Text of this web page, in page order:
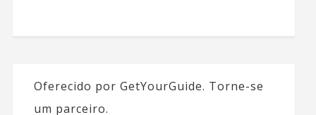
Oferecido por GetYourGuide. Torne-se
um parceiro.